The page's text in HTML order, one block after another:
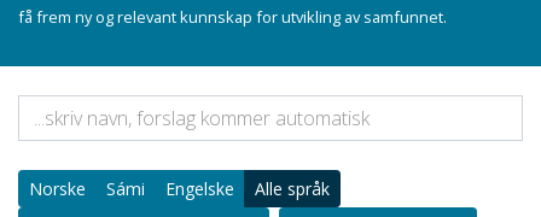
få frem ny og relevant kunnskap for utvikling av samfunnet.
Norske Sámi Engelske
Alle språk